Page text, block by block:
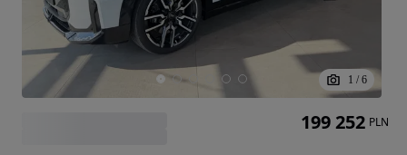
1 / 6
199 252 PLN